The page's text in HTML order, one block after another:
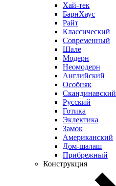
Хай-тек
БарнХаус
Райт
Классический
Современный
Шале
Модерн
Неомодерн
Английский
Особняк
Скандинавский
Русский
Готика
Эклектика
Замок
Американский
Дом-шалаш
Прибрежный
Конструкция